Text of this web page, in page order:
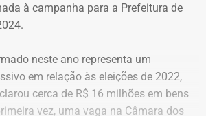
há anos pelo direito à moradia com
é a base de tudo. Quando um
imóvel abandonado ou
que dar um teto, o que já é
esperança e perspectiva de vida
à campanha para a Prefeitura de
neste ano representa um
em relação às eleições de 2022,
cerca de R$ 16 milhões em bens
vez, uma vaga na Câmara dos